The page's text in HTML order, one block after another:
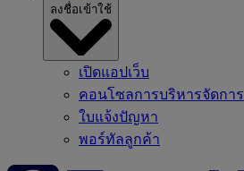
ลงชื่อเข้าใช้
เปิดแอปเว็บ
คอนโซลการบริหารจัดการ
ใบแจ้งปัญหา
พอร์ทัลลูกค้า